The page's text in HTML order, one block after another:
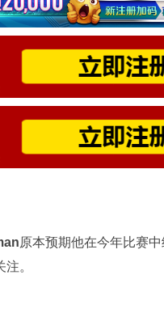
原本预期他在今年比赛
。